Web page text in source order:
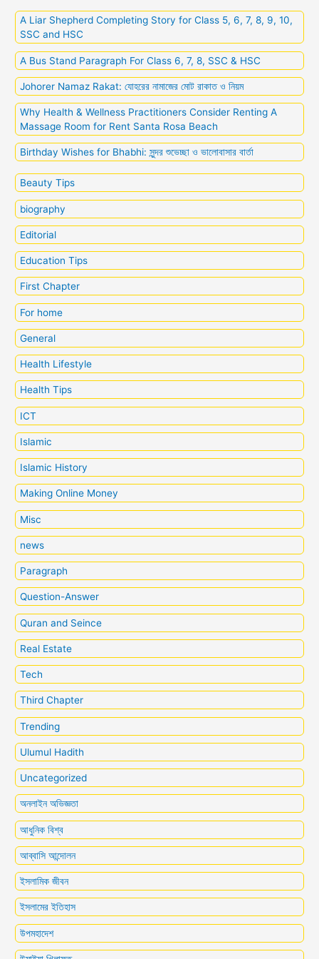
A Liar Shepherd Completing Story for Class 5, 6, 7, 8, 9, 10,
SSC and HSC
A Bus Stand Paragraph For Class 6, 7, 8, SSC & HSC
Johorer Namaz Rakat: যোহরের নামাজের মোট রাকাত ও নিয়ম
Why Health & Wellness Practitioners Consider Renting A
Massage Room for Rent Santa Rosa Beach
Birthday Wishes for Bhabhi: সুন্দর শুভেচ্ছা ও ভালোবাসার বার্তা
Beauty Tips
biography
Editorial
Education Tips
First Chapter
For home
General
Health Lifestyle
Health Tips
ICT
Islamic
Islamic History
Making Online Money
Misc
news
Paragraph
Question-Answer
Quran and Seince
Real Estate
Tech
Third Chapter
Trending
Ulumul Hadith
Uncategorized
অনলাইন অভিজ্ঞতা
আধুনিক বিশ্ব
আব্বাসি আন্দোলন
ইসলামিক জীবন
ইসলামের ইতিহাস
উপমহাদেশ